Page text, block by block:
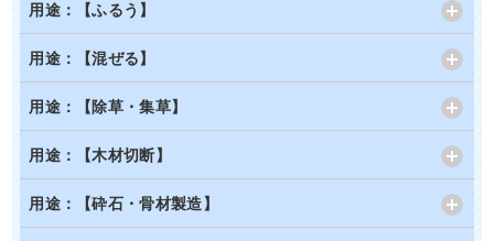
用途：【ふるう】
用途：【混ぜる】
用途：【除草・集草】
用途：【木材切断】
用途：【砕石・骨材製造】